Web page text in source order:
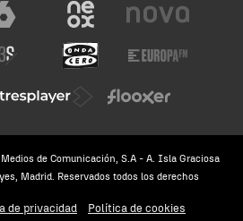
de Comunicación, S.A - A. Isla Graciosa
Madrid. Reservados todos los derechos
de privacidad Política de cookies